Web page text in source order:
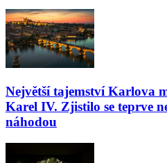
Největší tajemství Karlova
Karel IV. Zjistilo se teprve
náhodou